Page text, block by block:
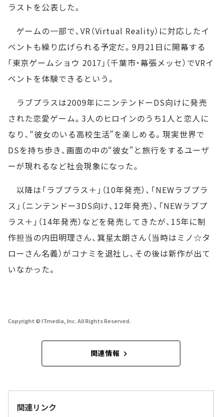
ラストを公表した。
ゲームの一部で、VR（Virtual Reality）に対応したイ
ベントも繰り広げられる予定だ。9月21日に開幕する
｢東京ゲームショウ 2017｣（千葉市・幕張メッセ）でVRイ
ベントを体験できるという。
ラブプラスは2009年にニンテンドーDS向けに発売
された恋愛ゲーム。3人のヒロインのうち1人と恋人に
なり、“彼女のいる高校生活”を楽しめる。現実世界で
DSを持ち歩き、画面の中の“彼女”と旅行をするユーザ
ーが現れるなど社会現象になった。
以降は「ラブプラス＋」（10年発売）、「NEWラブプラ
ス」（ニンテンドー3DS向け、12年発売）、「NEWラブプ
ラス＋」（14年発売）などを発売してきたが、15年に制
作担当の内田明理さん、箕星太朗さん（当時はミノ☆タ
ローさん名義）がコナミを退社し、その後は新作が出て
いなかった。
Copyright © ITmedia, Inc. All Rights Reserved.
関連情報
関連リンク